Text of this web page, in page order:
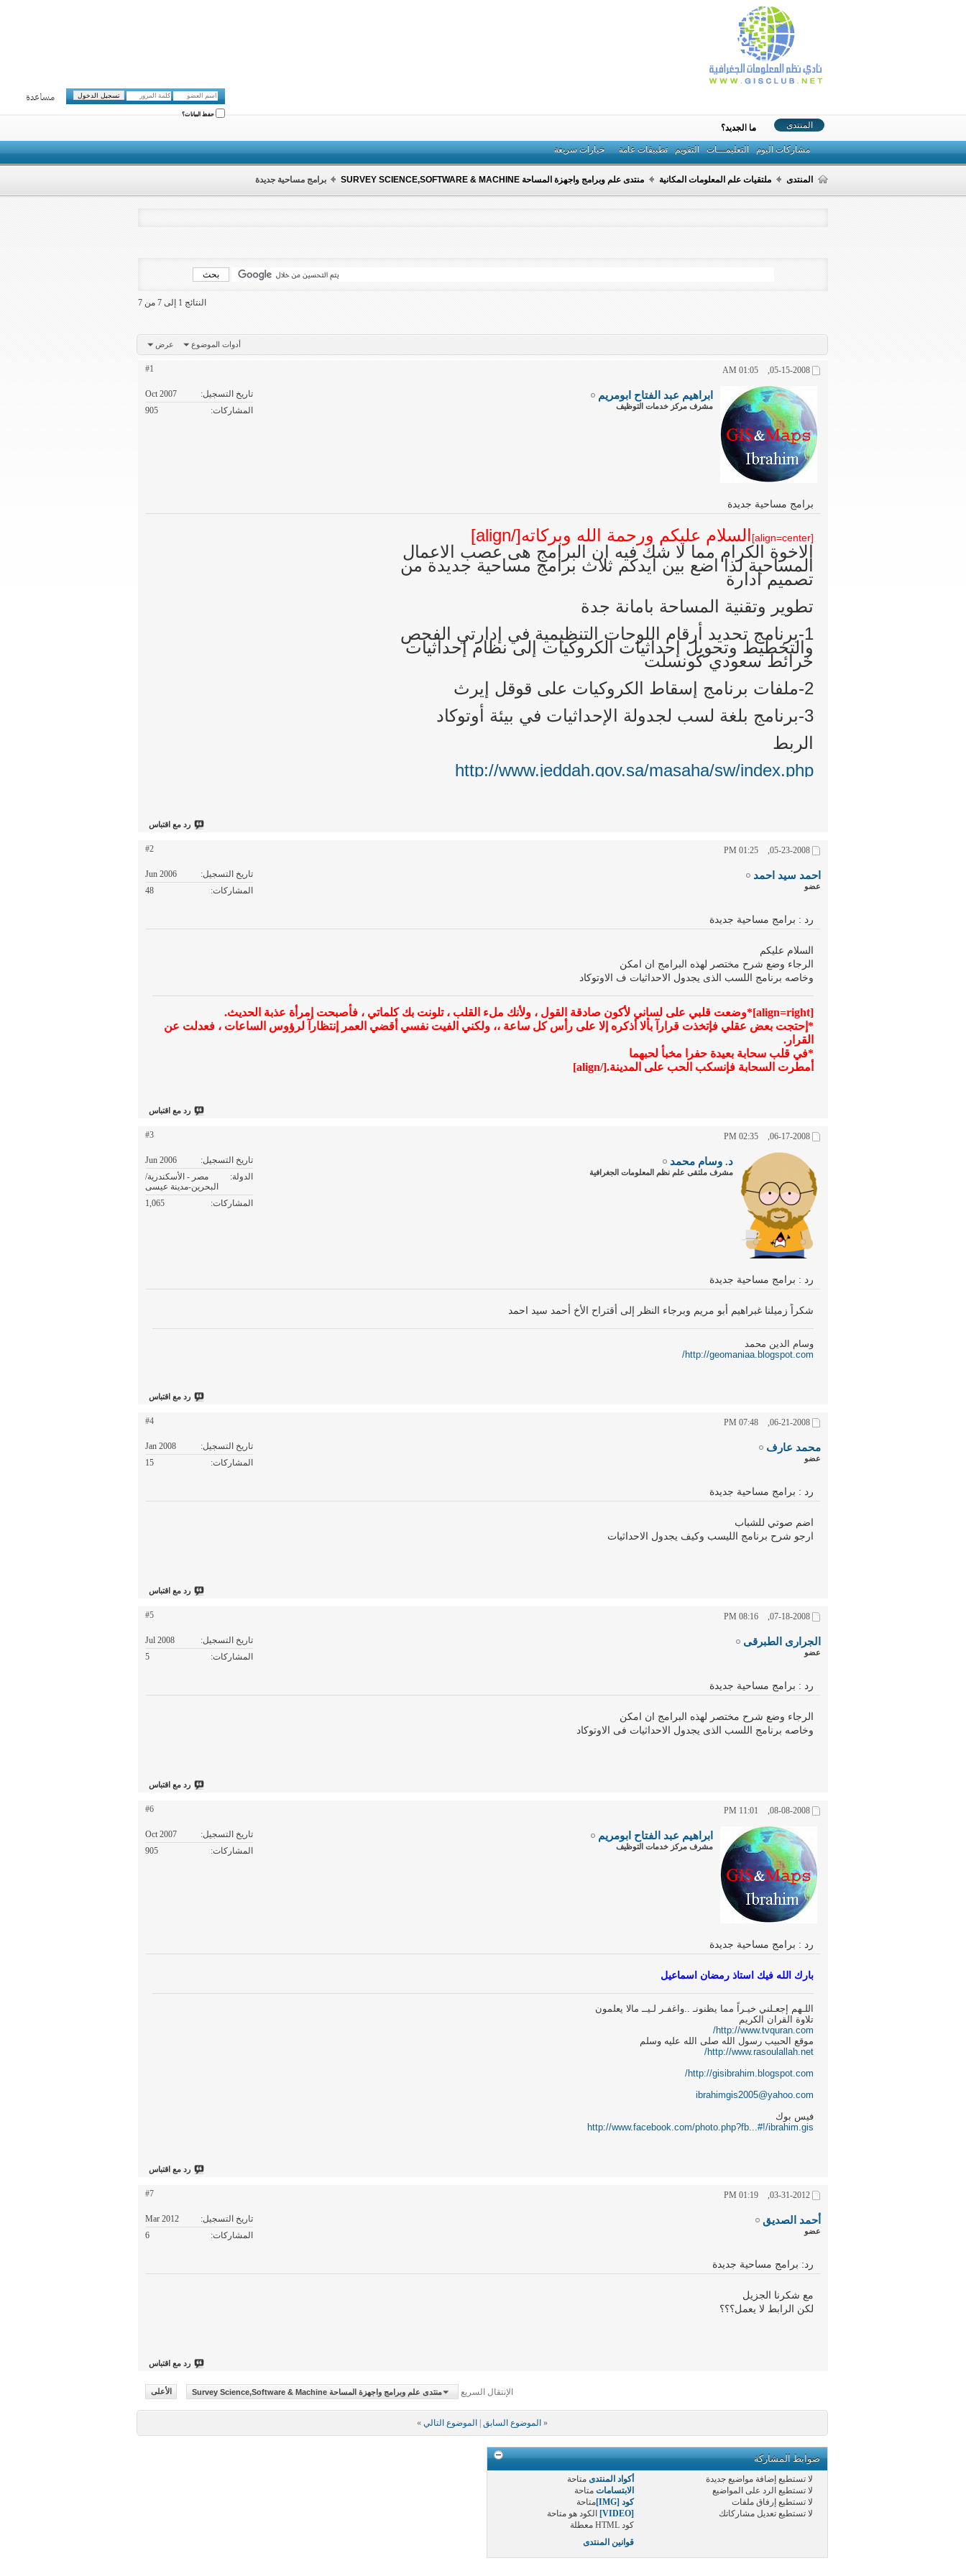
مساعدة
حفظ البيانات؟
المنتدى
مشاركات اليوم التعليمـــات التقويم تطبيقات عامة خيارات سريعة
ما الجديد؟
المنتدى ملتقيات علم المعلومات المكانية منتدى علم وبرامج واجهزة المساحة SURVEY SCIENCE,SOFTWARE & MACHINE برامج مساحية جديدة
النتائج 1 إلى 7 من 7
أدوات الموضوع عرض
05-15-2008,
01:05 AM
#1
ابراهيم عبد الفتاح ابومريم
مشرف مركز خدمات التوظيف
تاريخ التسجيل
Oct 2007
المشاركات
905
برامج مساحية جديدة
[align=center]
السلام عليكم ورحمة الله وبركاته[/align]
الاخوة الكرام مما لا شك فيه ان البرامج هى عصب الاعمال
المساحية لذا اضع بين ايدكم ثلاث برامج مساحية جديدة من
تصميم ادارة
تطوير وتقنية المساحة بامانة جدة
1-برنامج تحديد أرقام اللوحات التنظيمية في إدارتي الفحص
والتخطيط وتحويل إحداثيات الكروكيات إلى نظام إحداثيات
خرائط سعودي كونسلت
2-ملفات برنامج إسقاط الكروكيات على قوقل إيرث
3-برنامج بلغة لسب لجدولة الإحداثيات في بيئة أوتوكاد
الربط
http://www.jeddah.gov.sa/masaha/sw/index.php
رد مع اقتباس
05-23-2008,
01:25 PM
#2
احمد سيد احمد
عضو
تاريخ التسجيل
Jun 2006
المشاركات
48
رد : برامج مساحية جديدة
السلام عليكم
الرجاء وضع شرح مختصر لهذه البرامج ان امكن
وخاصه برنامج اللسب الذى يجدول الاحداثيات ف الاوتوكاد
[align=right]*وضعت قلبي على لساني لأكون صادقة القول ، ولأنك ملء القلب ، تلونت بك كلماتي ، فأصبحت إمرأة عذبة الحديث.
*إحتجت بعض عقلي فإتخذت قرارآ بألا أذكره إلا على رأس كل ساعة ،، ولكني الفيت نفسي أقضي العمر إنتظارآ لرؤوس الساعات ، فعدلت عن
القرار.
*في قلب سحابة بعيدة حفرا مخبأ لحبهما
أمطرت السحابة فإنسكب الحب على المدينة.[/align]
رد مع اقتباس
06-17-2008,
02:35 PM
#3
د. وسام محمد
مشرف ملتقى علم نظم المعلومات الجغرافية
تاريخ التسجيل
Jun 2006
الدولة
مصر - الأسكندرية/
البحرين-مدينة عيسى
المشاركات
1,065
رد : برامج مساحية جديدة
شكراً زميلنا غبراهيم أبو مريم وبرجاء النظر إلى أقتراح الأخ أحمد سيد احمد
وسام الدين محمد
http://geomaniaa.blogspot.com/
رد مع اقتباس
06-21-2008,
07:48 PM
#4
محمد عارف
عضو
تاريخ التسجيل
Jan 2008
المشاركات
15
رد : برامج مساحية جديدة
اضم صوتي للشباب
ارجو شرح برنامج الليسب وكيف يجدول الاحداثيات
رد مع اقتباس
07-18-2008,
08:16 PM
#5
الجرارى الطبرقى
عضو
تاريخ التسجيل
Jul 2008
المشاركات
5
رد : برامج مساحية جديدة
الرجاء وضع شرح مختصر لهذه البرامج ان امكن
وخاصه برنامج اللسب الذى يجدول الاحداثيات فى الاوتوكاد
رد مع اقتباس
08-08-2008,
11:01 PM
#6
ابراهيم عبد الفتاح ابومريم
مشرف مركز خدمات التوظيف
تاريخ التسجيل
Oct 2007
المشاركات
905
رد : برامج مساحية جديدة
بارك الله فيك استاذ رمضان اسماعيل
اللـهم إجعـلني خيـراً مما يظنونـ ..واغفـر لـيــ مالا يعلمون
تلاوة القران الكريم
http://www.tvquran.com/
موقع الحبيب رسول الله صلى الله عليه وسلم
http://www.rasoulallah.net/
http://gisibrahim.blogspot.com/
ibrahimgis2005@yahoo.com
فيس بوك
http://www.facebook.com/photo.php?fb...#!/ibrahim.gis
رد مع اقتباس
03-31-2012,
01:19 PM
#7
أحمد الصديق
عضو
تاريخ التسجيل
Mar 2012
المشاركات
6
رد: برامج مساحية جديدة
مع شكرنا الجزيل
لكن الرابط لا يعمل؟؟؟
رد مع اقتباس
الإنتقال السريع منتدى علم وبرامج واجهزة المساحة Survey Science,Software & Machine الأعلى
« الموضوع السابق الموضوع التالي »
ضوابط المشاركة
لا تستطيعإضافة مواضيع جديدة
لا تستطيعالرد على المواضيع
لا تستطيعإرفاق ملفات
لا تستطيعتعديل مشاركاتك
أكواد المنتدى متاحة
الابتسامات متاحة
كود [IMG]
متاحة
[VIDEO]
الكود هومتاحة
كود HTML
معطلة
قوانين المنتدى